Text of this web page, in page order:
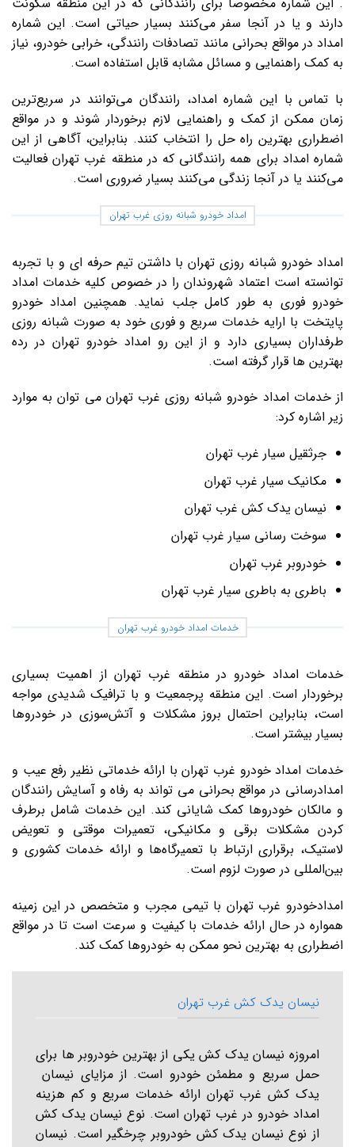
دارند و یا در آنجا سفر می‌کنند بسیار حیاتی است. این شماره
امداد در مواقع بحرانی مانند تصادفات رانندگی، خرابی خودرو، نیاز
به کمک راهنمایی و مسائل مشابه قابل استفاده است.
با تماس با این شماره امداد، رانندگان می‌توانند در سریع‌ترین
زمان ممکن از کمک و راهنمایی لازم برخوردار شوند و در مواقع
اضطراری بهترین راه حل را انتخاب کنند. بنابراین، آگاهی از این
شماره امداد برای همه رانندگانی که در منطقه غرب تهران فعالیت
می‌کنند یا در آنجا زندگی می‌کنند بسیار ضروری است.
امداد خودرو شبانه روزی غرب تهران
امداد خودرو شبانه روزی تهران با داشتن تیم حرفه ای و با تجربه
توانسته است اعتماد شهروندان را در خصوص کلیه خدمات امداد
خودرو فوری به طور کامل جلب نماید. همچنین امداد خودرو
پایتخت با ارایه خدمات سریع و فوری خود به صورت شبانه روزی
طرفداران بسیاری دارد و از این رو امداد خودرو تهران در رده
بهترین ها قرار گرفته است.
از خدمات امداد خودرو شبانه روزی غرب تهران می توان به موارد
زیر اشاره کرد:
جرثقیل سیار غرب تهران
مکانیک سیار غرب تهران
نیسان یدک کش غرب تهران
سوخت رسانی سیار غرب تهران
خودروبر غرب تهران
باطری به باطری سیار غرب تهران
خدمات امداد خودرو غرب تهران
خدمات امداد خودرو در منطقه غرب تهران از اهمیت بسیاری
برخوردار است. این منطقه پرجمعیت و با ترافیک شدیدی مواجه
است، بنابراین احتمال بروز مشکلات و آتش‌سوزی در خودروها
بسیار بیشتر است.
خدمات امداد خودرو غرب تهران با ارائه خدماتی نظیر رفع عیب و
امدادرسانی در مواقع بحرانی می تواند به رفاه و آسایش رانندگان
و مالکان خودروها کمک شایانی کند. این خدمات شامل برطرف
کردن مشکلات برقی و مکانیکی، تعمیرات موقتی و تعویض
لاستیک، برقراری ارتباط با تعمیرگاه‌ها و ارائه خدمات کشوری و
بین‌المللی در صورت لزوم است.
امدادخودرو غرب تهران با تیمی مجرب و متخصص در این زمینه
همواره در حال ارائه خدمات با کیفیت و سرعت است تا در مواقع
اضطراری به بهترین نحو ممکن به خودروها کمک کند.
نیسان یدک کش غرب تهران
امروزه نیسان یدک کش یکی از بهترین خودروبر ها برای
حمل سریع و مطمئن خودرو است. از مزایای نیسان
یدک کش غرب تهران ارائه خدمات سریع و کم هزینه
امداد خودرو در غرب تهران است. نوع نیسان یدک کش
از نوع نیسان یدک کش خودروبر چرخگیر است. نیسان